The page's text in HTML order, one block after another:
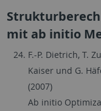
mit ab initio
F.-P. Dietrich, T.
Kaiser und G.
(2007)
Ab initio